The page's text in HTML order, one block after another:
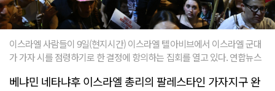
이스라엘 사람들이 9일(현지시간) 이스라엘 텔아비브에서 이스라엘 군대
가 가자 시를 점령하기로 한 결정에 항의하는 집회를 열고 있다. 연합뉴스
베냐민 네타냐후 이스라엘 총리의 팔레스타인 가자지구 완